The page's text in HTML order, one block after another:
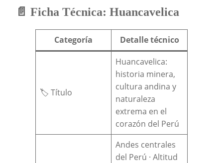
📄 Ficha Técnica: Huancavelica
Categoría Detalle técnico
🏷️ Título
Huancavelica:
historia minera,
cultura andina y
naturaleza
extrema en el
corazón del Perú
Andes centrales
del Perú · Altitud